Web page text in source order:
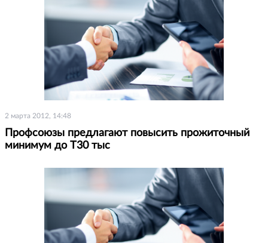
2 марта 2012, 14:48
Профсоюзы предлагают повысить прожиточный
минимум до Т30 тыс